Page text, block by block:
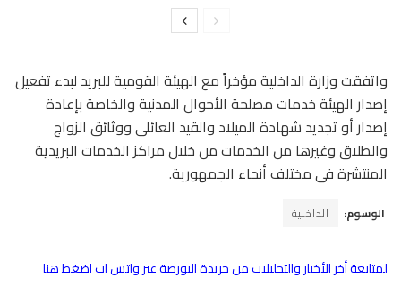
واتفقت وزارة الداخلية مؤخراً مع الهيئة القومية للبريد لبدء تفعيل
إصدار الهيئة خدمات مصلحة الأحوال المدنية والخاصة بإعادة
إصدار أو تجديد شهادة الميلاد والقيد العائلى ووثائق الزواج
والطلاق وغيرها من الخدمات من خلال مراكز الخدمات البريدية
المنتشرة فى مختلف أنحاء الجمهورية.
الوسوم: الداخلية
لمتابعة أخر الأخبار والتحليلات من جريدة البورصة عبر واتس اب اضغط هنا